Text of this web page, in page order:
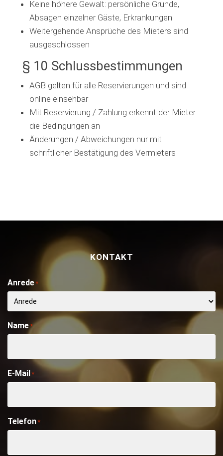
Keine höhere Gewalt: persönliche Gründe,
Absagen einzelner Gäste, Erkrankungen
Weitergehende Ansprüche des Mieters sind
ausgeschlossen
§ 10 Schlussbestimmungen
AGB gelten für alle Reservierungen und sind
online einsehbar
Mit Reservierung / Zahlung erkennt der Mieter
die Bedingungen an
Änderungen / Abweichungen nur mit
schriftlicher Bestätigung des Vermieters
KONTAKT
Anrede*
Name*
E-Mail*
Telefon*